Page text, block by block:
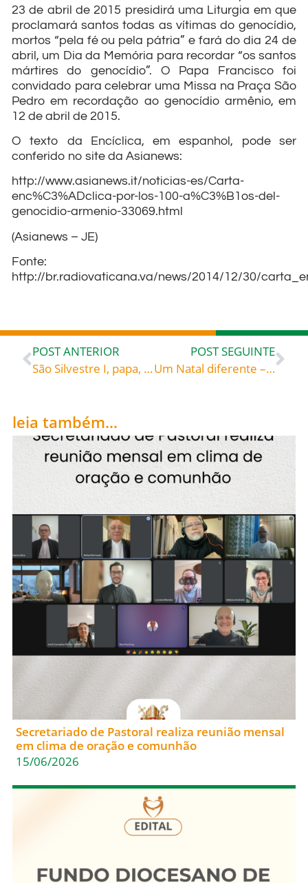
23 de abril de 2015 presidirá uma Liturgia em que
proclamará santos todas as vítimas do genocídio,
mortos “pela fé ou pela pátria” e fará do dia 24 de
abril, um Dia da Memória para recordar “os santos
mártires do genocídio”. O Papa Francisco foi
convidado para celebrar uma Missa na Praça São
Pedro em recordação ao genocídio armênio, em
12 de abril de 2015.
O texto da Encíclica, em espanhol, pode ser
conferido no site da Asianews:
http://www.asianews.it/noticias-es/Carta-
enc%C3%ADclica-por-los-100-a%C3%B1os-del-
genocidio-armenio-33069.html
(Asianews – JE)
Fonte:
http://br.radiovaticana.va/news/2014/12/30/
POST ANTERIOR
São Silvestre I, papa, construtor da Basílica de São Pedro, em Roma, celebrado hoje, 31, roga por todos nós!
POST SEGUINTE
Um Natal diferente – Artigo de Dom José Negri, publicado no dia de Natal, pelo Jornal de Santa Catarina
leia também...
Secretariado de Pastoral realiza reunião mensal
em clima de oração e comunhão
15/06/2026